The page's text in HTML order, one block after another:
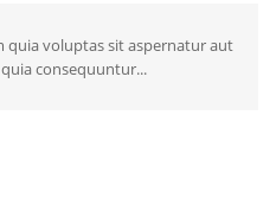
voluptas sit aspernatur aut
consequuntur...